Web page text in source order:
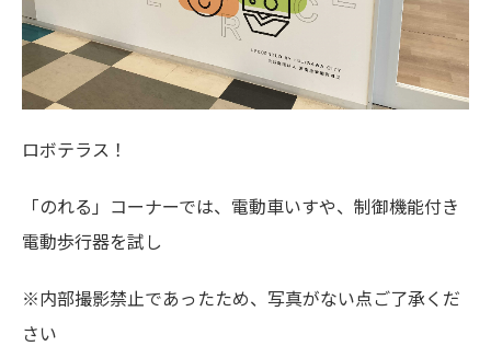
ロボテラス！
「のれる」コーナーでは、電動車いすや、制御機能付き
電動歩行器を試し
※内部撮影禁止であったため、写真がない点ご了承くだ
さい